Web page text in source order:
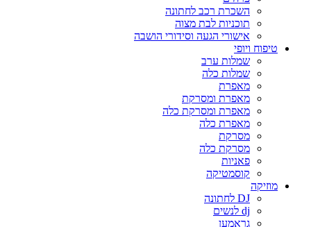
השכרת רכב לחתונה
תוכניות לבת מצוה
אישורי הגעה וסידורי הושבה
טיפוח ויופי
שמלות ערב
שמלות כלה
מאפרת
מאפרת ומסרקת
מאפרת ומסרקת כלה
מאפרת כלה
מסרקת
מסרקת כלה
פאניות
קוסמטיקה
מוזיקה
DJ לחתונה
dj לנשים
גראמען